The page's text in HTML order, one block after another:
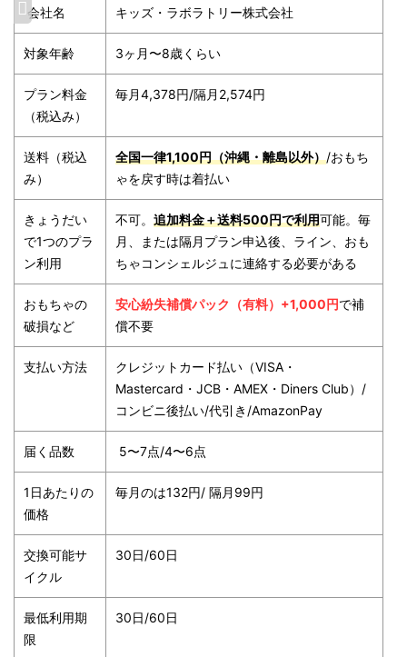
会社名 キッズ・ラボラトリー株式会社
対象年齢 3ヶ月〜8歳くらい
プラン料金
（税込み）
毎月4,378円/隔月2,574円
送料（税込
み）
全国一律1,100円（沖縄・離島以外）/おもち
ゃを戻す時は着払い
きょうだい
で1つのプラ
ン利用
不可。 追加料金＋送料500円で利用可能。毎
月、または隔月プラン申込後、ライン、おも
ちゃコンシェルジュに連絡する必要がある
おもちゃの
破損など
安心紛失補償パック（有料）+1,000円で補
償不要
支払い方法
クレジットカード払い（VISA・
Mastercard・JCB・AMEX・Diners Club）/
コンビニ後払い/代引き/AmazonPay
届く品数 5〜7点/4〜6点
1日あたりの
価格
毎月のは132円/ 隔月99円
交換可能サ
イクル
30日/60日
最低利用期
限
30日/60日